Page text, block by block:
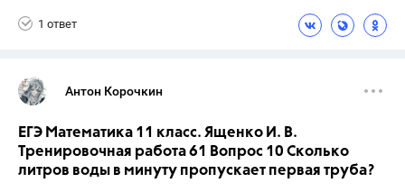
1 ответ
Антон Корочкин
ЕГЭ Математика 11 класс. Ященко И. В.
Тренировочная работа 61 Вопрос 10 Сколько
литров воды в минуту пропускает первая труба?